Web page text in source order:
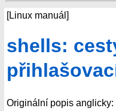
[Linux manuál]
shells:
Originální popis